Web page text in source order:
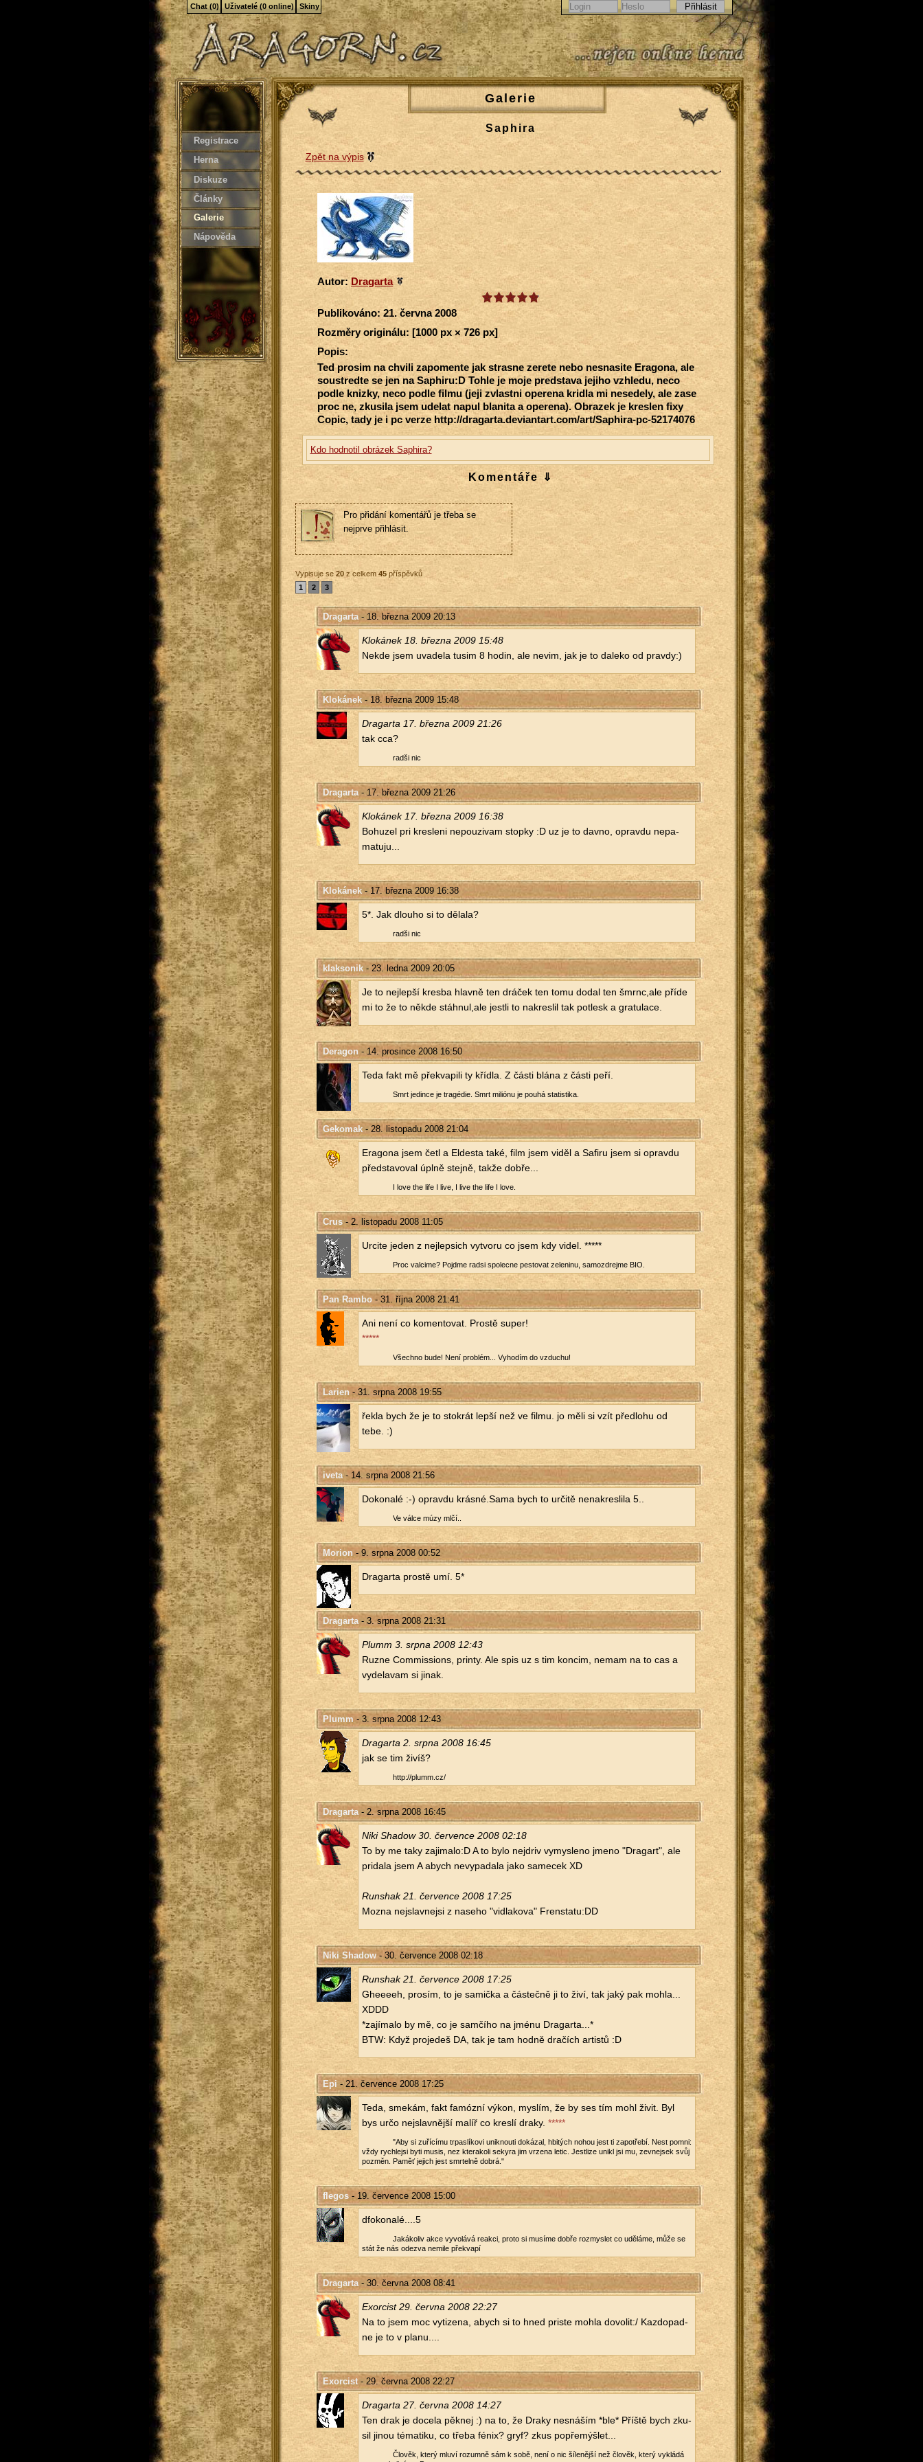
Registrace
Herna
Diskuze
Články
Galerie
Nápověda
Galerie
Saphira
Zpět na výpis
Autor: Dragarta
Publikováno: 21. června 2008
Rozměry originálu: [1000 px × 726 px]
Popis:
Ted prosim na chvili zapomente jak strasne zerete nebo nesnasite Eragona, ale
soustredte se jen na Saphiru:D Tohle je moje predstava jejiho vzhledu, neco
podle knizky, neco podle filmu (jeji zvlastni operena kridla mi nesedely, ale zase
proc ne, zkusila jsem udelat napul blanita a operena). Obrazek je kreslen fixy
Copic, tady je i pc verze http://dragarta.deviantart.com/art/Saphira-pc-52174076
Kdo hodnotil obrázek Saphira?
Komentáře ⇓
Pro přidání komentářů je třeba se
nejprve přihlásit.
Vypisuje se20z celkem45příspěvků
1
2 3
Dragarta- 18. března 2009 20:13
Klo­ká­nek 18. břez­na 2009 15:48
Nekde jsem uva­de­la tusim 8 hodin, ale nevim, jak je to da­le­ko od prav­dy:)
Klokánek- 18. března 2009 15:48
Dra­gar­ta 17. břez­na 2009 21:26
tak cca?
radši nic
Dragarta- 17. března 2009 21:26
Klo­ká­nek 17. břez­na 2009 16:38
Bo­hu­zel pri kres­le­ni ne­pou­zi­vam stop­ky :D uz je to davno, oprav­du ne­pa­
ma­tu­ju...
Klokánek- 17. března 2009 16:38
5*. Jak dlou­ho si to dě­la­la?
radši nic
klaksonik- 23. ledna 2009 20:05
Je to nej­lep­ší kres­ba hlav­ně ten drá­ček ten tomu dodal ten šmrnc,ale příde
mi to že to někde stáh­nul,ale jest­li to na­kres­lil tak po­tlesk a gra­tu­la­ce.
Deragon - 14. prosince 2008 16:50
Teda fakt mě pře­kva­pi­li ty kří­d­la. Z části blána z části peří.
Smrt je­din­ce je tragé­die. Smrt miliónu je pouhá sta­tis­ti­ka.
Gekomak- 28. listopadu 2008 21:04
Era­go­na jsem četl a El­desta také, film jsem viděl a Sa­fi­ru jsem si oprav­du
před­sta­vo­val úplně stej­ně, takže dobře...
I love the life I live, I live the life I love.
Crus- 2. listopadu 2008 11:05
Ur­ci­te jeden z nej­lep­sich vy­tvo­ru co jsem kdy videl. *****
Proc val­ci­me? Po­jd­me radsi spo­lec­ne pes­t­o­vat ze­le­ni­nu, sa­mozdrej­me BIO.
Pan Rambo- 31. října 2008 21:41
Ani není co ko­men­to­vat. Pros­tě super!
*****
Všech­no bude! Není pro­blém... Vy­ho­dím do vzdu­chu!
Larien- 31. srpna 2008 19:55
řekla bych že je to sto­krát lepší než ve filmu. jo měli si vzít před­lo­hu od
tebe. :)
iveta- 14. srpna 2008 21:56
Do­ko­na­lé :-) oprav­du krás­né.Sama bych to ur­či­tě ne­na­kres­li­la 5..
Ve válce múzy mlčí..
Morion - 9. srpna 2008 00:52
Dra­gar­ta pros­tě umí. 5*
Dragarta- 3. srpna 2008 21:31
Plumm 3. srpna 2008 12:43
Ruzne Com­mis­si­ons, prin­ty. Ale spis uz s tim kon­cim, nemam na to cas a
vy­de­la­vam si jinak.
Plumm - 3. srpna 2008 12:43
Dra­gar­ta 2. srpna 2008 16:45
jak se tim živíš?
http://​plumm.​cz/​
Dragarta- 2. srpna 2008 16:45
Niki Sha­dow 30. čer­ven­ce 2008 02:18
To by me taky za­ji­ma­lo:D A to bylo nej­driv vy­mys­le­no jmeno "Dra­gart", ale
pri­da­la jsem A abych ne­vy­pa­da­la jako sa­me­cek XD
Run­shak 21. čer­ven­ce 2008 17:25
Mozna nej­slav­nejsi z na­se­ho "vi­dla­ko­va" Fren­sta­tu:DD
Niki Shadow- 30. července 2008 02:18
Run­shak 21. čer­ven­ce 2008 17:25
Ghe­e­e­eh, pro­sím, to je sa­mič­ka a čás­teč­ně ji to živí, tak jaký pak mohla...
XDDD
*za­jí­ma­lo by mě, co je sam­čí­ho na jménu Dra­gar­ta...*
BTW: Když pro­je­deš DA, tak je tam hodně dra­čích ar­tis­tů :D
Epi - 21. července 2008 17:25
Teda, sme­kám, fakt famózní výkon, mys­lím, že by ses tím mohl živit. Byl
bys určo nej­slav­něj­ší malíř co kres­lí draky. *****
"Aby si zu­ří­cí­mu tr­pas­lí­ko­vi unik­nou­ti do­ká­zal, hbi­tých nohou jest ti za­po­tře­bí. Nest pomni:
vždy rych­lejsi byti musis, nez ktera­ko­li se­ky­ra jim vr­ze­na letic. Jest­li­ze unikl jsi mu, ze­vnej­sek svůj
po­změn. Paměť je­jich jest smr­tel­ně dobrá."
flegos- 19. července 2008 15:00
dfo­ko­na­lé....5
Ja­ká­ko­liv akce vy­vo­lá­vá re­ak­ci, proto si mu­sí­me dobře roz­mys­let co udě­lá­me, může se
stát že nás ode­zva ne­mi­le pře­kva­pí
Dragarta- 30. června 2008 08:41
Exor­cist 29. červ­na 2008 22:27
Na to jsem moc vy­ti­ze­na, abych si to hned pris­te mohla do­vo­lit:/ Kazdo­pad­
ne je to v planu....
Exorcist- 29. června 2008 22:27
Dra­gar­ta 27. červ­na 2008 14:27
Ten drak je do­ce­la pěk­nej :) na to, že Draky ne­sná­ším *ble* Příš­tě bych zku­
sil jinou té­ma­ti­ku, co třeba fénix? gryf? zkus po­pře­mýš­let...
Člo­věk, který mluví ro­zum­ně sám k sobě, není o nic ší­le­něj­ší než člo­věk, který vy­klá­dá
Chat (0) Uživatelé (0 online) Skiny